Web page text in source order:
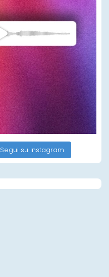
Segui su Instagram